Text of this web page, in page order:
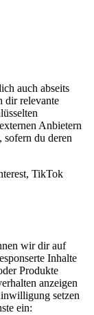
auch abseits
dir relevante
Anbietern
sofern du deren
TikTok
wir dir auf
Inhalte
Produkte
anzeigen
setzen
ein: